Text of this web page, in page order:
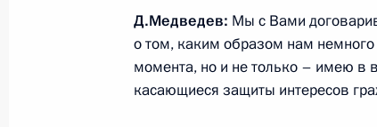
Указом Президента
к празднованию 200-летия
1812 года
14 января 2009 года, 16:40
Д.Медведев: Мы с Вами
о том, каким образом нам немного
момента, но и не только – имею в
касающиеся защиты интересов